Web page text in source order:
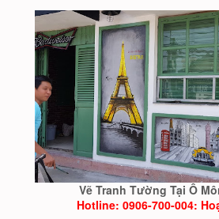
Vẽ Tranh Tường Tại Ô
Hotline: 0906-700-004: